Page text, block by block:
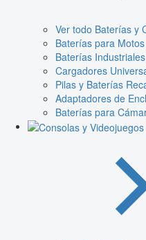
Ver todo Baterías y
Baterías para Motos
Baterías
Cargadores
Pilas y Baterías
Adaptadores de
Baterías para